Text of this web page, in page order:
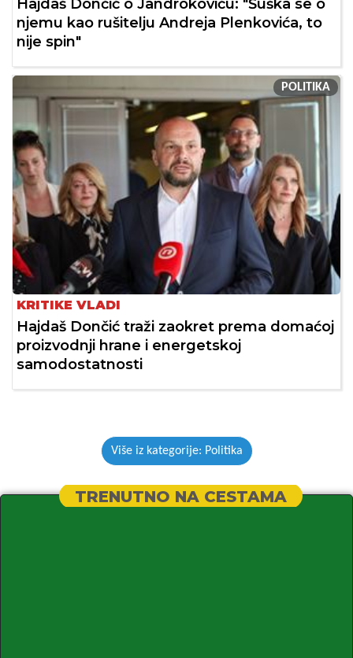
Hajdaš Dončić o Jandrokoviću: "Šuška se o
njemu kao rušitelju Andreja Plenkovića, to
nije spin"
POLITIKA
KRITIKE VLADI
Hajdaš Dončić traži zaokret prema domaćoj
proizvodnji hrane i energetskoj
samodostatnosti
Više iz kategorije: Politika
TRENUTNO NA CESTAMA